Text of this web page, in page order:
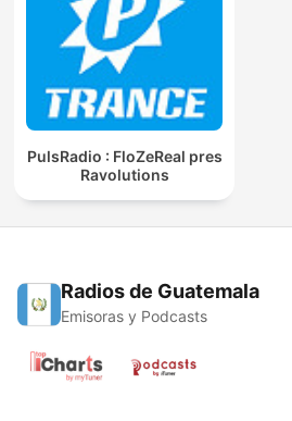
PulsRadio : FloZeReal pres
Ravolutions
Radios de Guatemala
Emisoras y Podcasts